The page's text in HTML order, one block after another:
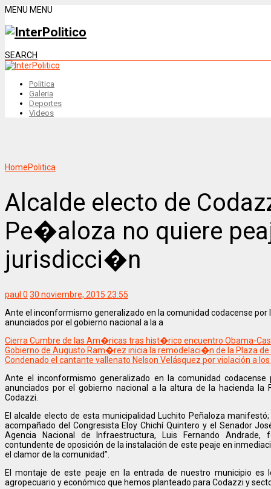
MENU MENU
SEARCH
Politica
Galeria
Deportes
Videos
HomePolitica
Alcalde electo de
Pe�aloza no quiere
jurisdicci�n
paul 0 30 noviembre, 2015 23:55
Ante el inconformismo generalizado en la comunidad codacense por
anunciados por el gobierno nacional a la a
Cierra Cumbre de las Am�ricas tras hist�rico encuentro Obama-
Gobierno de Augusto Ram�rez inicia la remodelaci�n de la Plaza de
Condenado el cantante vallenato Nelson Velásquez por violación a
Ante el inconformismo generalizado en la comunidad
anunciados por el gobierno nacional a la altura de la hacienda
Codazzi.
El alcalde electo de esta municipalidad Luchito Peñaloza
acompañado del Congresista Eloy Chichí Quintero y el Senador
Agencia Nacional de Infraestructura, Luis Fernando
contundente de oposición de la instalación de este peaje en
el clamor de la comunidad”.
El montaje de este peaje en la entrada de nuestro municipio es
agropecuario y económico que hemos planteado para Codazzi y